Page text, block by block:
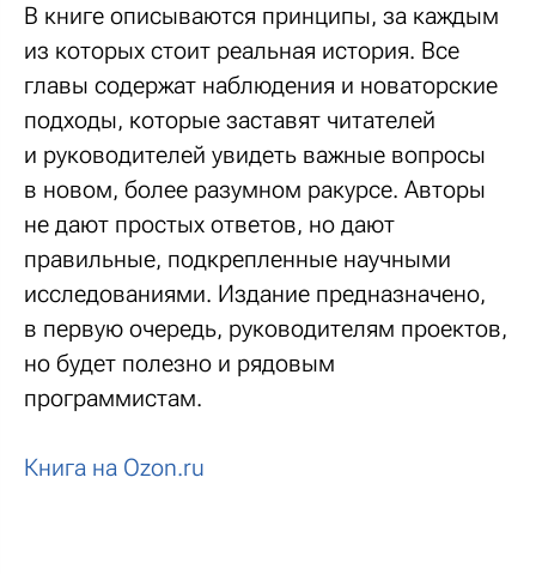
В книге описываются принципы, за каждым
из которых стоит реальная история. Все
главы содержат наблюдения и новаторские
подходы, которые заставят читателей
и руководителей увидеть важные вопросы
в новом, более разумном ракурсе. Авторы
не дают простых ответов, но дают
правильные, подкрепленные научными
исследованиями. Издание предназначено,
в первую очередь, руководителям проектов,
но будет полезно и рядовым
программистам.
Книга на Ozon.ru